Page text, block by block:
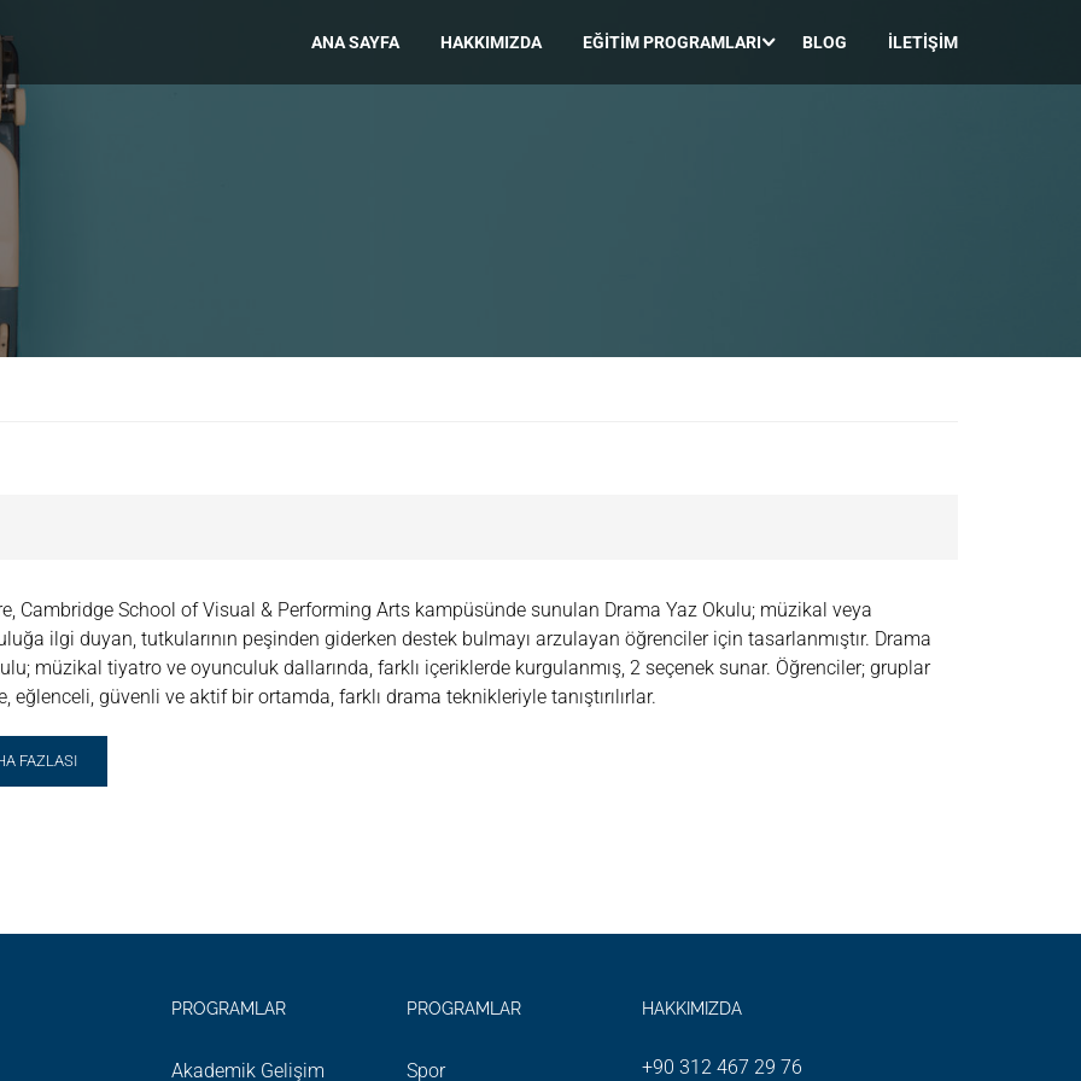
ANA SAYFA HAKKIMIZDA EĞITIM PROGRAMLARI BLOG İLETIŞIM
Cambridge School of Visual & Performing Arts kampüsünde sunulan Drama Yaz Okulu; müzikal veya
ilgi duyan, tutkularının peşinden giderken destek bulmayı arzulayan öğrenciler için tasarlanmıştır. Drama
müzikal tiyatro ve oyunculuk dallarında, farklı içeriklerde kurgulanmış, 2 seçenek sunar. Öğrenciler; gruplar
eğlenceli, güvenli ve aktif bir ortamda, farklı drama teknikleriyle tanıştırılırlar.
FAZLASI
PROGRAMLAR
Akademik Gelişim
PROGRAMLAR
Spor
HAKKIMIZDA
+90 312 467 29 76